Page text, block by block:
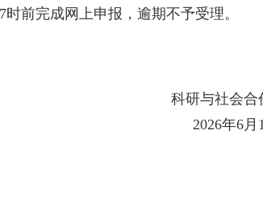
前完成网上申报，逾期不予受理。
科研与社会合
2026年6月